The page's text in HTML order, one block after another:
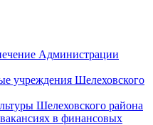
Администрации
учреждения Шелеховского
Шелеховского района
в финансовых